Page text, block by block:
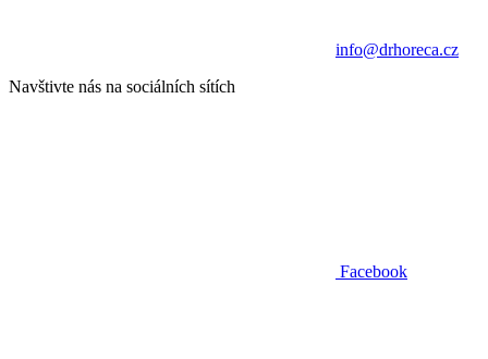
info@drhoreca.cz
Navštivte nás na sociálních sítích
Facebook